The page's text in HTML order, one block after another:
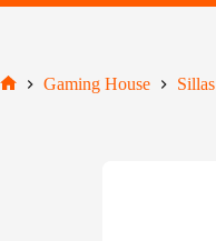
Gaming House